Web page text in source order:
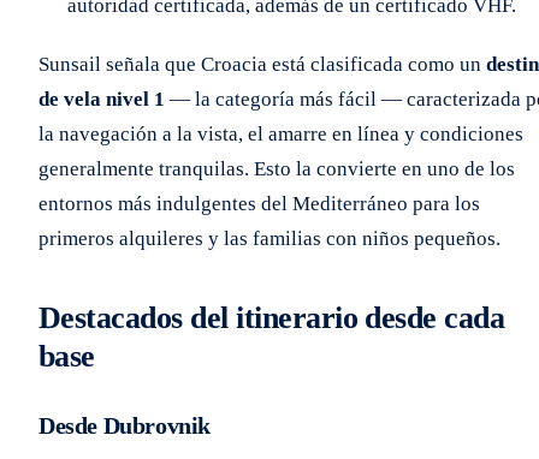
autoridad certificada, además de un certificado VHF.
Sunsail señala que Croacia está clasificada como un
de vela nivel 1 — la categoría más fácil — caracterizada
la navegación a la vista, el amarre en línea y condiciones
generalmente tranquilas. Esto la convierte en uno de los
entornos más indulgentes del Mediterráneo para los
primeros alquileres y las familias con niños pequeños.
Destacados del itinerario desde cada
base
Desde Dubrovnik